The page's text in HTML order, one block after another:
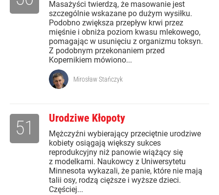
Masażyści twierdzą, że masowanie jest
szczególnie wskazane po dużym wysiłku.
Podobno zwiększa przepływ krwi przez
mięśnie i obniża poziom kwasu mlekowego,
pomagając w usunięciu z organizmu toksyn.
Z podobnym przekonaniem przed
Kopernikiem mówiono...
Mirosław Stańczyk
Urodziwe Kłopoty
Mężczyźni wybierający przeciętnie urodziwe
kobiety osiągają większy sukces
reprodukcyjny niż panowie wiążący się
z modelkami. Naukowcy z Uniwersytetu
Minnesota wykazali, że panie, które nie mają
talii osy, rodzą cięższe i wyższe dzieci.
Częściej...
51